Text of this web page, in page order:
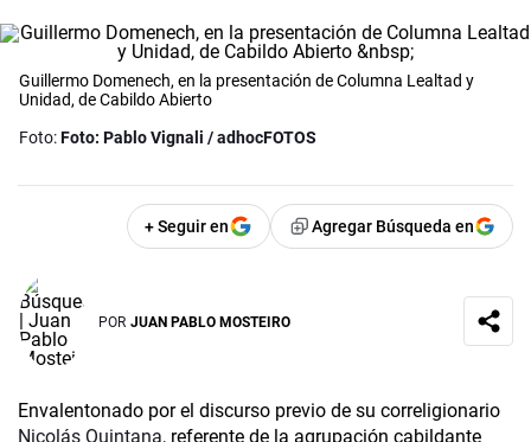
Guillermo Domenech, en la presentación de Columna Lealtad y
Unidad, de Cabildo Abierto
Foto:Foto: Pablo Vignali / adhocFOTOS
+ Seguir en Agregar Búsqueda en
POR JUAN PABLO MOSTEIRO
Envalentonado por el discurso previo de su correligionario
Nicolás Quintana, referente de la agrupación cabildante